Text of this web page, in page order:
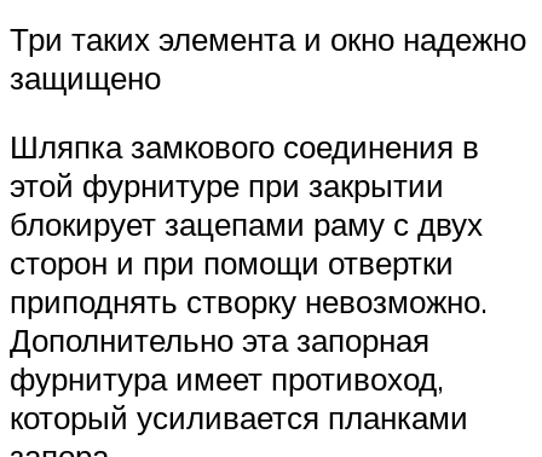
Три таких элемента и окно надежно
защищено
Шляпка замкового соединения в
этой фурнитуре при закрытии
блокирует зацепами раму с двух
сторон и при помощи отвертки
приподнять створку невозможно.
Дополнительно эта запорная
фурнитура имеет противоход,
который усиливается планками